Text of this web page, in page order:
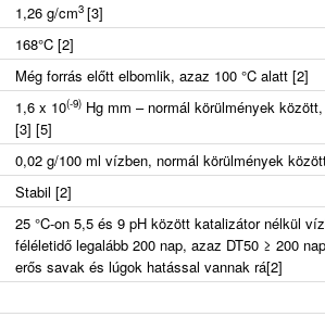
1,26 g/cm3[3]
168°C [2]
Még forrás előtt elbomlik, azaz 100 °C alatt [2]
1,6 x 10(-9) Hg mm – normál körülmények
[3] [5]
0,02 g/100 ml vízben, normál körülmények
Stabil [2]
25 °C-on 5,5 és 9 pH között katalizátor nélkül
féléletidő legalább 200 nap, azaz DT50 ≥ 200
erős savak és lúgok hatással vannak rá[2]